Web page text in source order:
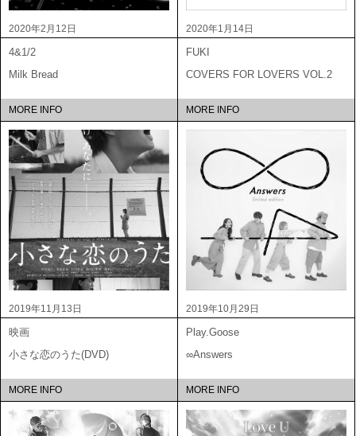
2020年2月12日
4&1/2
Milk Bread
MORE INFO
2020年1月14日
FUKI
COVERS FOR LOVERS VOL.2
MORE INFO
2019年11月13日
映画
小さな恋のうた(DVD)
MORE INFO
2019年10月29日
Play.Goose
∞Answers
MORE INFO